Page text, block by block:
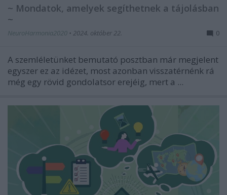
~ Mondatok, amelyek segíthetnek a tájolásban
~
NeuroHarmonia2020 • 2024. október 22. 0
A szemléletünket bemutató posztban már megjelent
egyszer ez az idézet, most azonban visszatérnénk rá
még egy rövid gondolatsor erejéig, mert a ...